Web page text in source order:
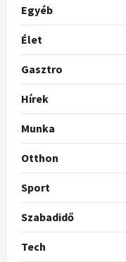
Egyéb
Élet
Gasztro
Hírek
Munka
Otthon
Sport
Szabadidő
Tech